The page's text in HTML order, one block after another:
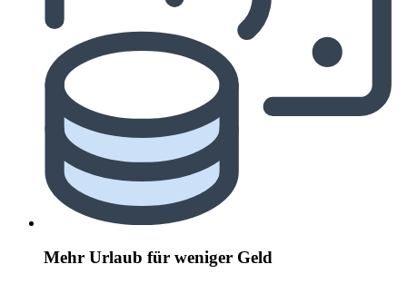
Mehr Urlaub für weniger Geld